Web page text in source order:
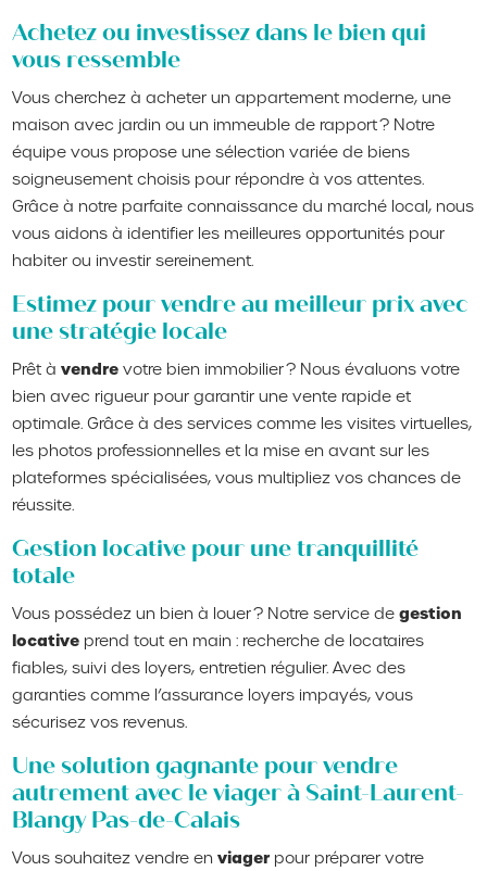
Achetez ou investissez dans le bien qui
vous ressemble
Vous cherchez à acheter un appartement moderne, une
maison avec jardin ou un immeuble de rapport ? Notre
équipe vous propose une sélection variée de biens
soigneusement choisis pour répondre à vos attentes.
Grâce à notre parfaite connaissance du marché local, nous
vous aidons à identifier les meilleures opportunités pour
habiter ou investir sereinement.
Estimez pour vendre au meilleur prix avec
une stratégie locale
Prêt àvendre votre bien immobilier ? Nous évaluons votre
bien avec rigueur pour garantir une vente rapide et
optimale. Grâce à des services comme les visites virtuelles,
les photos professionnelles et la mise en avant sur les
plateformes spécialisées, vous multipliez vos chances de
réussite.
Gestion locative pour une tranquillité
totale
Vous possédez un bien à louer ? Notre service degestion
locative prend tout en main : recherche de locataires
fiables, suivi des loyers, entretien régulier. Avec des
garanties comme l’assurance loyers impayés, vous
sécurisez vos revenus.
Une solution gagnante pour vendre
autrement avec le viager à Saint-Laurent-
Blangy Pas-de-Calais
Vous souhaitez vendre enviagerpour préparer votre